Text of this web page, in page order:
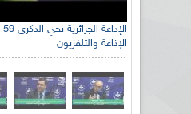
الإذاعة والتلفزيون